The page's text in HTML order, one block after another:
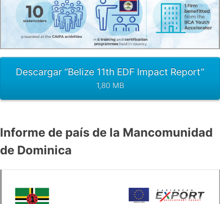
Descargar “Belize 11th EDF Impact Report”
1,80 MB
Informe de país de la Mancomunidad
de Dominica